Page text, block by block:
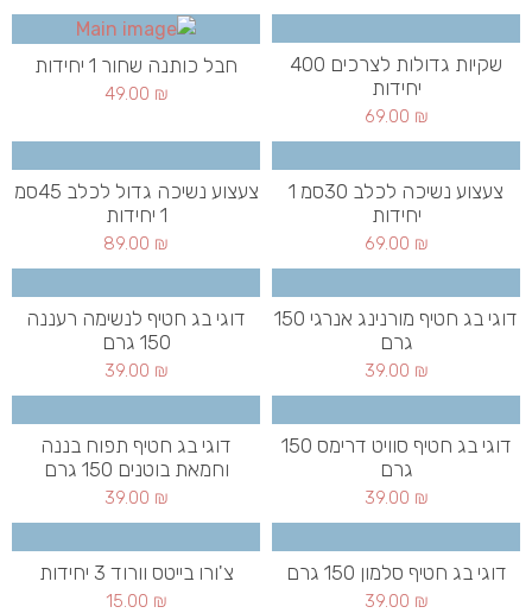
שקיות גדולות לצרכים 400
יחידות
69.00 ₪
חבל כותנה שחור 1 יחידות
49.00 ₪
צעצוע נשיכה לכלב 30סמ 1
יחידות
69.00 ₪
צעצוע נשיכה גדול לכלב 45סמ
1 יחידות
89.00 ₪
דוגי בג חטיף מורנינג אנרגי 150
גרם
39.00 ₪
דוגי בג חטיף לנשימה רעננה
150 גרם
39.00 ₪
דוגי בג חטיף סוויט דרימס 150
גרם
39.00 ₪
דוגי בג חטיף תפוח בננה
וחמאת בוטנים 150 גרם
39.00 ₪
דוגי בג חטיף סלמון 150 גרם
39.00 ₪
צ'ורו בייטס וורוד 3 יחידות
15.00 ₪